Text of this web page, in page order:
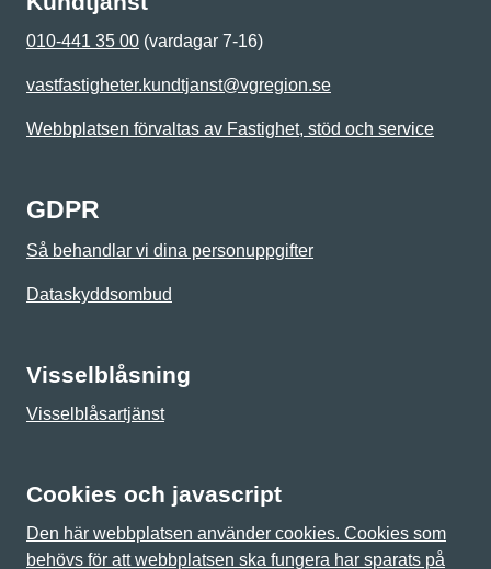
010-441 35 00 (vardagar 7-16)
vastfastigheter.kundtjanst@vgregion.se
Webbplatsen förvaltas av Fastighet, stöd och service
GDPR
Så behandlar vi dina personuppgifter
Dataskyddsombud
Visselblåsning
Visselblåsartjänst
Cookies och javascript
Den här webbplatsen använder cookies. Cookies som
behövs för att webbplatsen ska fungera har sparats på